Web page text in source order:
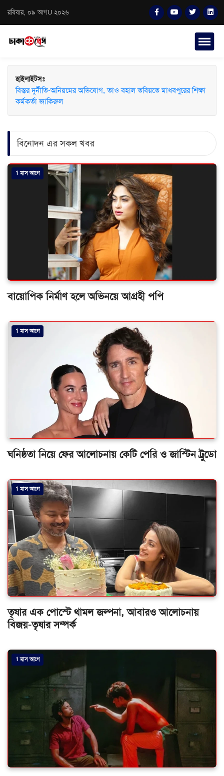
রবিবার, ০৯ আগU ২০২৬
হাইলাইটসঃ
বিস্তর দুর্নীতি-অনিয়মের অভিযোগ, তাও বহাল তবিয়তে মাধবপুরের শিক্ষা
কর্মকর্তা জাকিরুল
বিনোদন এর সকল খবর
1 মাস আগে
বায়োপিক নির্মাণ হলে অভিনয়ে আগ্রহী পপি
1 মাস আগে
ঘনিষ্ঠতা নিয়ে ফের আলোচনায় কেটি পেরি ও জাস্টিন ট্রুডো
1 মাস আগে
তৃষার এক পোস্টে থামল জল্পনা, আবারও আলোচনায়
বিজয়-তৃষার সম্পর্ক
1 মাস আগে